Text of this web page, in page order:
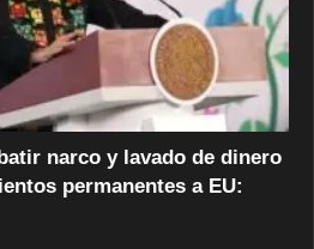
narco y lavado de dinero
permanentes a EU: